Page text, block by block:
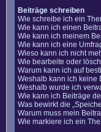
Beiträge schreiben
Wie schreibe ich ein
Wie kann ich einen
Wie kann ich meinem
Wie kann ich eine
Wieso kann ich nicht
Wie bearbeite oder
Warum kann ich auf
Weshalb kann ich keine
Weshalb wurde ich
Wie kann ich Beiträge
Was bewirkt die
Warum muss mein
Wie markiere ich ein